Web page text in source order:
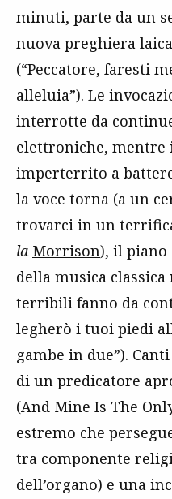
minuti, parte da un
nuova preghiera
(“Peccatore, faresti
alleluia”). Le
interrotte da
elettroniche, mentre
imperterrito a
la voce torna (a un
trovarci in un
la Morrison), il piano
della musica
terribili fanno da
legherò i tuoi piedi
gambe in due”).
di un predicatore
(And Mine Is The
estremo che
tra componente
dell’organo) e una